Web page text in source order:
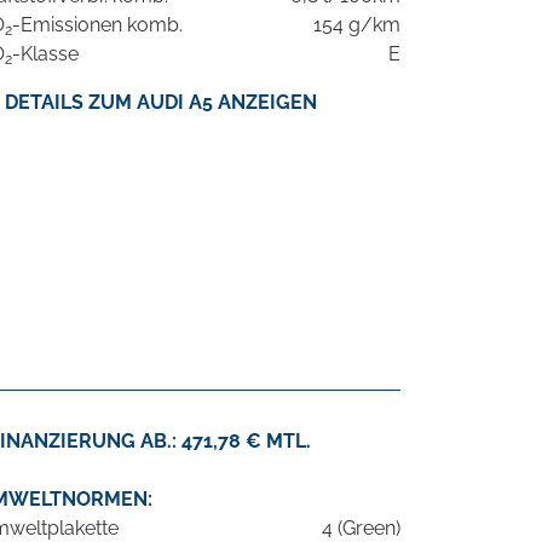
2-Emissionen komb.
154 g/km
2-Klasse E
DETAILS ZUM AUDI A5 ANZEIGEN
AB.: 471,78 € MTL.
4 (Green)